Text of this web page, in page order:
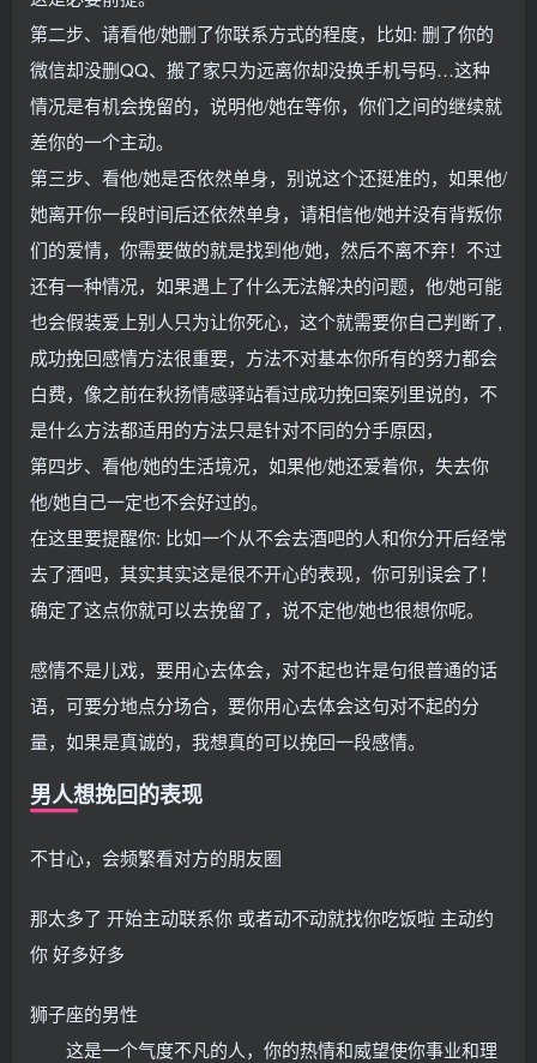
第二步、请看他/她删了你联系方式的程度，比如: 删了你的
微信却没删QQ、搬了家只为远离你却没换手机号码…这种
情况是有机会挽留的，说明他/她在等你，你们之间的继续就
差你的一个主动。
第三步、看他/她是否依然单身，别说这个还挺准的，如果他/
她离开你一段时间后还依然单身，请相信他/她并没有背叛你
们的爱情，你需要做的就是找到他/她，然后不离不弃！不过
还有一种情况，如果遇上了什么无法解决的问题，他/她可能
也会假装爱上别人只为让你死心，这个就需要你自己判断了,
成功挽回感情方法很重要，方法不对基本你所有的努力都会
白费，像之前在秋扬情感驿站看过成功挽回案列里说的，不
是什么方法都适用的方法只是针对不同的分手原因，
第四步、看他/她的生活境况，如果他/她还爱着你，失去你
他/她自己一定也不会好过的。
在这里要提醒你: 比如一个从不会去酒吧的人和你分开后经常
去了酒吧，其实其实这是很不开心的表现，你可别误会了！
确定了这点你就可以去挽留了，说不定他/她也很想你呢。
感情不是儿戏，要用心去体会，对不起也许是句很普通的话
语，可要分地点分场合，要你用心去体会这句对不起的分
量，如果是真诚的，我想真的可以挽回一段感情。
男人想挽回的表现
不甘心，会频繁看对方的朋友圈
那太多了 开始主动联系你 或者动不动就找你吃饭啦 主动约
你 好多好多
狮子座的男性
这是一个气度不凡的人，你的热情和威望使你事业和理